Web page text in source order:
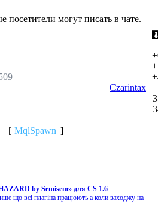
посетители могут писать в чате.
Czarintax
[ MqlSpawn ]
by Semisem» для CS 1.6
що всі плагіна працюють а коли заходжу на